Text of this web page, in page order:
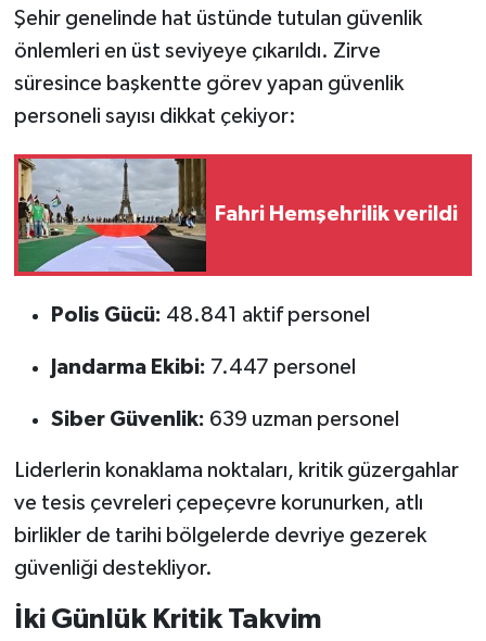
Şehir genelinde hat üstünde tutulan güvenlik
önlemleri en üst seviyeye çıkarıldı. Zirve
süresince başkentte görev yapan güvenlik
personeli sayısı dikkat çekiyor:
Fahri Hemşehrilik verildi
Polis Gücü: 48.841 aktif personel
Jandarma Ekibi: 7.447 personel
Siber Güvenlik: 639 uzman personel
Liderlerin konaklama noktaları, kritik güzergahlar
ve tesis çevreleri çepeçevre korunurken, atlı
birlikler de tarihi bölgelerde devriye gezerek
güvenliği destekliyor.
İki Günlük Kritik Takvim